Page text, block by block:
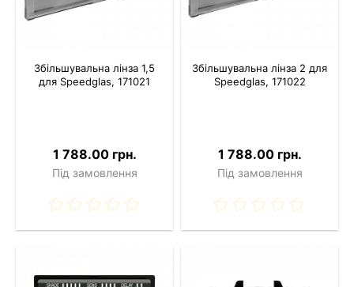
Збільшувальна лінза 1,5
для Speedglas, 171021
1 788.00 грн.
Під замовлення
Збільшувальна лінза 2 для
Speedglas, 171022
1 788.00 грн.
Під замовлення